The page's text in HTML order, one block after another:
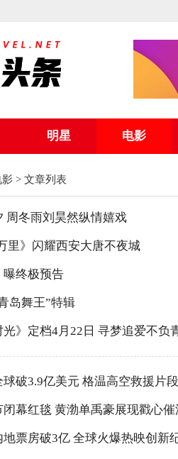
明星 电影
影 > 文章列表
周冬雨刘昊然纵情嬉戏
里》闪耀西安大唐不夜城
曝终极预告
岛舞王”特辑
》定档4月22日 寻梦追爱不负
球破3.9亿美元 格温高空救援片
幕红毯 黄渤单禹豪展现戳心
地票房破3亿 全球火爆热映创新